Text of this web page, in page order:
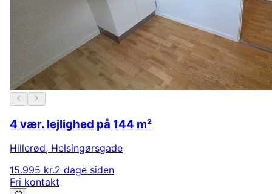
4 vær. lejlighed på 144 m²
Hillerød, Helsingørsgade
15.995 kr.2 dage siden
Fri kontakt